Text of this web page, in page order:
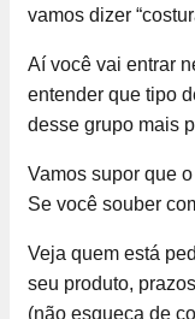
vamos dizer
Aí você vai entrar
entender que tipo
desse grupo mais
Vamos supor que
Se você souber
Veja quem está
seu produto,
(não esqueça de